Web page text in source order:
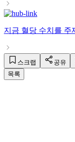
지금 혈당 수치 를 주
스크랩 공유
목록